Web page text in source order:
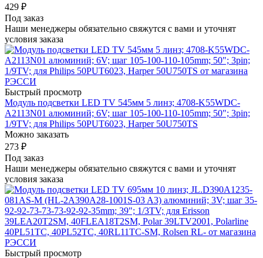
429 ₽
Под заказ
Наши менеджеры обязательно свяжутся с вами и уточнят
условия заказа
Быстрый просмотр
Модуль подсветки LED TV 545мм 5 линз; 4708-K55WDC-
A2113N01 алюминий; 6V; шаг 105-100-110-105mm; 50"; 3pin;
1/9TV; для Philips 50PUT6023, Harper 50U750TS
Можно заказать
273 ₽
Под заказ
Наши менеджеры обязательно свяжутся с вами и уточнят
условия заказа
Быстрый просмотр